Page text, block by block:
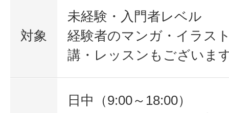
対象
未経験・入門者レベル
経験者のマンガ・イラス
講・レッスンもございま
日中（9:00～18:00）